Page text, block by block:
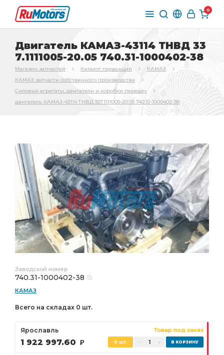
0
Двигатель КАМАЗ-43114 ТНВД 33
7.1111005-20.05 740.31-1000402-38
Магазин запчастей Каталог продукции
КАМАЗ
КАМАЗ запчасти собственного производства
Силовые агрегаты, двигатели и коробки передач
двигатель КАМАЗ-43114 ТНВД 337.1111005-20.05 740.31-1000402-38
Заводской номер
740.31-1000402-38
КАМАЗ
Всего на складах 0 шт.
Ярославль Товар под заказ
1 922 997.60 Р 0 шт.